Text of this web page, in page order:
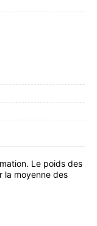
Le poids des
la moyenne des